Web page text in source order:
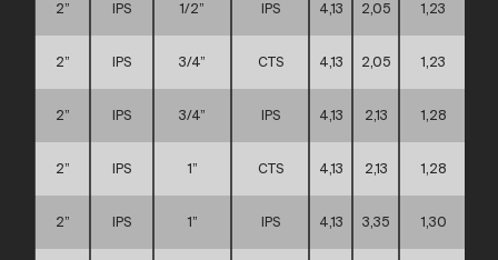
2” IPS 1/2” IPS 4,13 2,05 1,23
2” IPS 3/4” CTS 4,13 2,05 1,23
2” IPS 3/4” IPS 4,13 2,13 1,28
2” IPS 1” CTS 4,13 2,13 1,28
2” IPS 1” IPS 4,13 3,35 1,30